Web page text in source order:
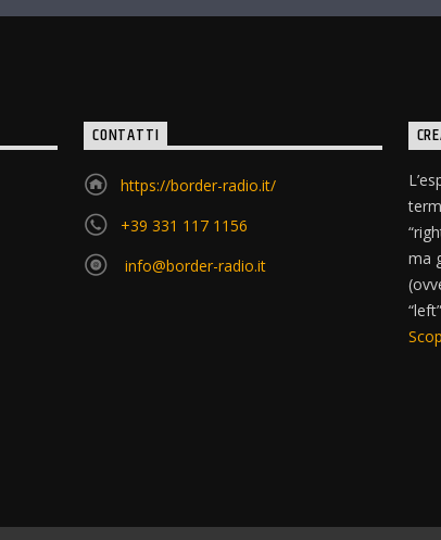
CONTATTI
https://border-radio.it/
+39 331 117 1156
info@border-radio.it
ma